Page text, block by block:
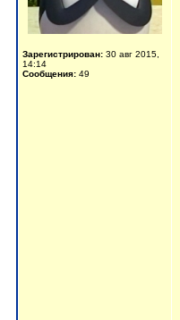
Зарегистрирован: 30 авг 2015,
14:14
Сообщения: 49